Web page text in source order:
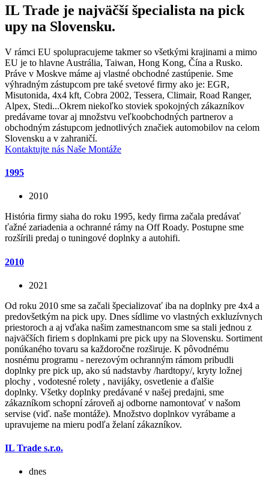
IL Trade je najväčší špecialista na pick
upy na Slovensku.
V rámci EU spolupracujeme takmer so všetkými krajinami a mimo
EU je to hlavne Austrália, Taiwan, Hong Kong, Čína a Rusko.
Práve v Moskve máme aj vlastné obchodné zastúpenie. Sme
výhradným zástupcom pre také svetové firmy ako je: EGR,
Misutonida, 4x4 kft, Cobra 2002, Tessera, Climair, Road Ranger,
Alpex, Stedi...Okrem niekoľko stoviek spokojných zákazníkov
predávame tovar aj množstvu veľkoobchodných partnerov a
obchodným zástupcom jednotlivých značiek automobilov na celom
Slovensku a v zahraničí.
Kontaktujte nás Naše Montáže
1995
2010
História firmy siaha do roku 1995, kedy firma začala predávať
ťažné zariadenia a ochranné rámy na Off Roady. Postupne sme
rozšírili predaj o tuningové doplnky a autohifi.
2010
2021
Od roku 2010 sme sa začali špecializovať iba na doplnky pre 4x4 a
predovšetkým na pick upy. Dnes sídlime vo vlastných exkluzívnych
priestoroch a aj vďaka našim zamestnancom sme sa stali jednou z
najväčších firiem s doplnkami pre pick upy na Slovensku. Sortiment
ponúkaného tovaru sa každoročne rozširuje. K pôvodnému
nosnému programu - nerezovým ochranným rámom pribudli
doplnky pre pick up, ako sú nadstavby /hardtopy/, kryty ložnej
plochy , vodotesné rolety , navijáky, osvetlenie a ďalšie
doplnky. Všetky doplnky predávané v našej predajni, sme
zákazníkom schopní zároveň aj odborne namontovať v našom
servise (viď. naše montáže). Množstvo doplnkov vyrábame a
upravujeme na mieru podľa želaní zákazníkov.
IL Trade s.r.o.
dnes